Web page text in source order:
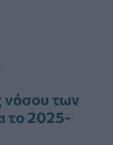
νόσου των
το 2025-